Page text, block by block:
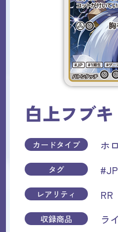
白上フブキ
カードタイプ ホ
タグ #JP
レアリティ RR
収録商品 ラ